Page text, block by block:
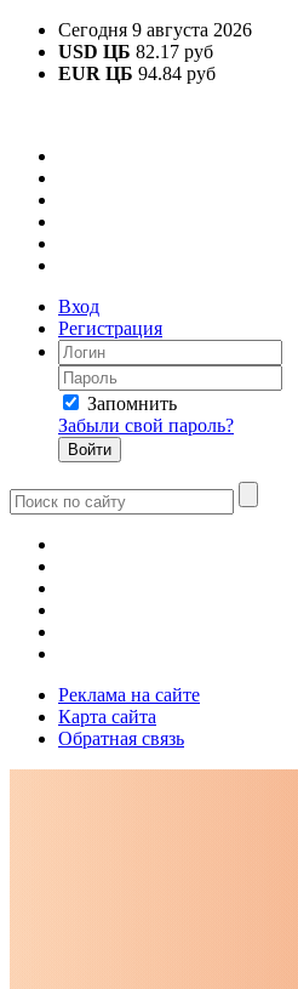
Сегодня 9 августа 2026
USD ЦБ 82.17 руб
EUR ЦБ 94.84 руб
Вход
Регистрация
Запомнить
Забыли свой пароль?
Реклама на сайте
Карта сайта
Обратная связь